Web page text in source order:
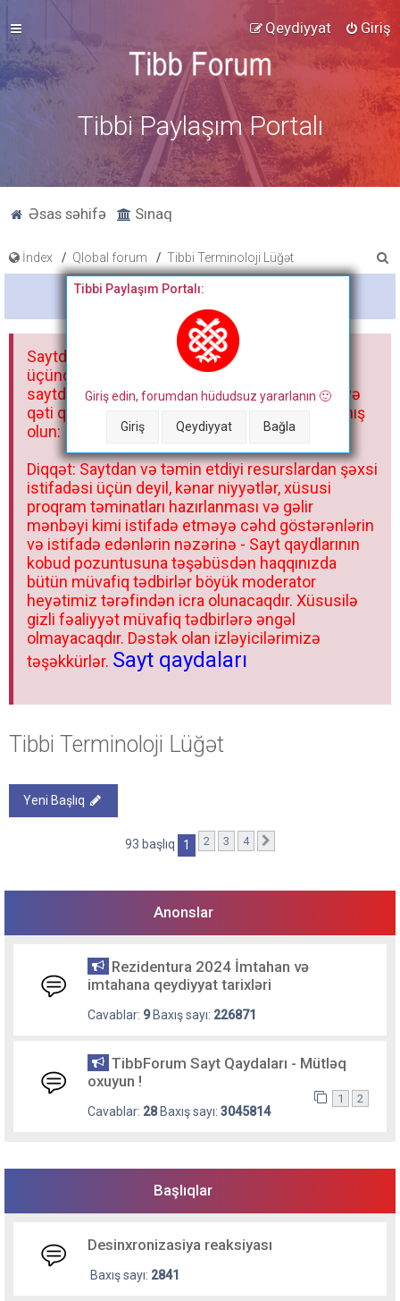
Giriş
Qeydiyyat
Tibbi Paylaşım Portalı
Əsas səhifə Sınaq
İndex Qlobal forum Tibbi Terminoloji Lüğət
a
Bitdi
Tibbi Paylaşım Portalı:
Giriş edin, forumdan hüdudsuz yararlanın 🙂
Giriş Qeydiyyat Bağla
Saytdakı materiallar yalnız fərdi istifadəniz
üçündür. Materialları istisnasız heç bir qrupda,
saytda və sosial şəbəkədə paylaşmaq olmaz və
qəti qadağandır! Forum qaydaları ilə mütləq tanış
olun:
Diqqət: Saytdan və təmin etdiyi resurslardan şəxsi
istifadəsi üçün deyil, kənar niyyətlər, xüsusi
proqram təminatları hazırlanması və gəlir
mənbəyi kimi istifadə etməyə cəhd göstərənlərin
və istifadə edənlərin nəzərinə - Sayt qaydlarının
kobud pozuntusuna təşəbüsdən haqqınızda
bütün müvafiq tədbirlər böyük moderator
heyətimiz tərəfindən icra olunacaqdır. Xüsusilə
gizli fəaliyyət müvafiq tədbirlərə əngəl
olmayacaqdır. Dəstək olan izləyicilərimizə
təşəkkürlər. Sayt qaydaları
Tibbi Terminoloji Lüğət
Yeni Başlıq
93 başlıq 1 2 3 4
Anonslar
Rezidentura 2024 İmtahan və
imtahana qeydiyyat tarixləri
Cavablar: 9Baxış sayı: 226871
TibbForum Sayt Qaydaları - Mütləq
oxuyun !
Cavablar: 28Baxış sayı: 3045814
1 2
Başlıqlar
Desinxronizasiya reaksiyası
Baxış sayı: 2841